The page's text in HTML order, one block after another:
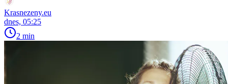
Krasnezeny.eu
dnes, 05:25
2 min